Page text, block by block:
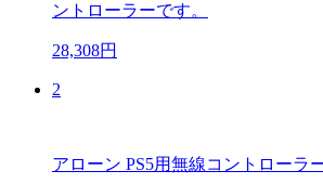
ントローラーです。
28,308円
2
アローン PS5用無線コントローラ